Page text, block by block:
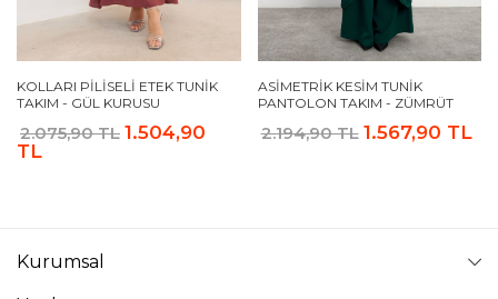
KOLLARI PILISELI ETEK TUNIK
TAKIM - GÜL KURUSU
2.075,90 TL 1.504,90
TL
ASIMETRIK KESIM TUNIK
PANTOLON TAKIM - ZÜMRÜT
2.194,90 TL 1.567,90 TL
Kurumsal